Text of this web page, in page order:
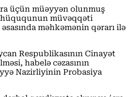
üçün müəyyən olunmuş
müvəqqəti
məhkəmənin qərarı ilə
Respublikasının Cinayət
habelə cəzasının
Nazirliyinin Probasiya